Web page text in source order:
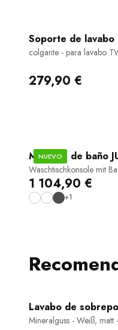
Soporte de lavabo
colgante - para lavabo
279,90 €
NUEVO
Muebles de baño
Waschtischkonsole mit
1 104,90 €
+1
Lavabo de
Mineralguss - Weiß, matt